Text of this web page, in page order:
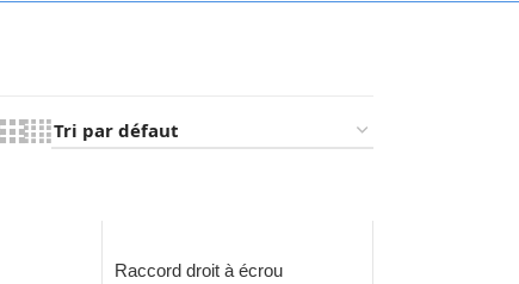
Raccord droit à écrou